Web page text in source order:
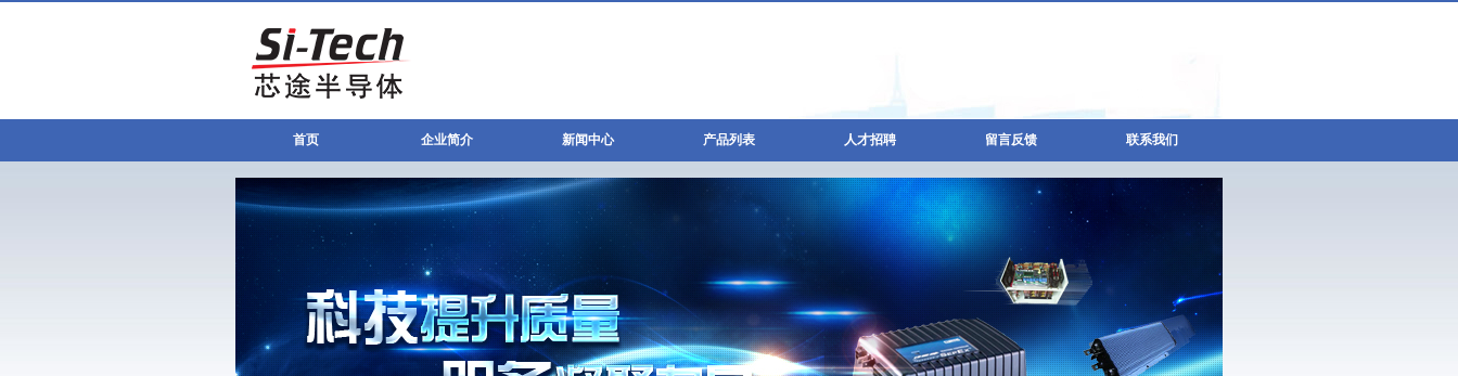
首页 企业简介 新闻中心 产品列表 人才招聘 留言反馈 联系我们